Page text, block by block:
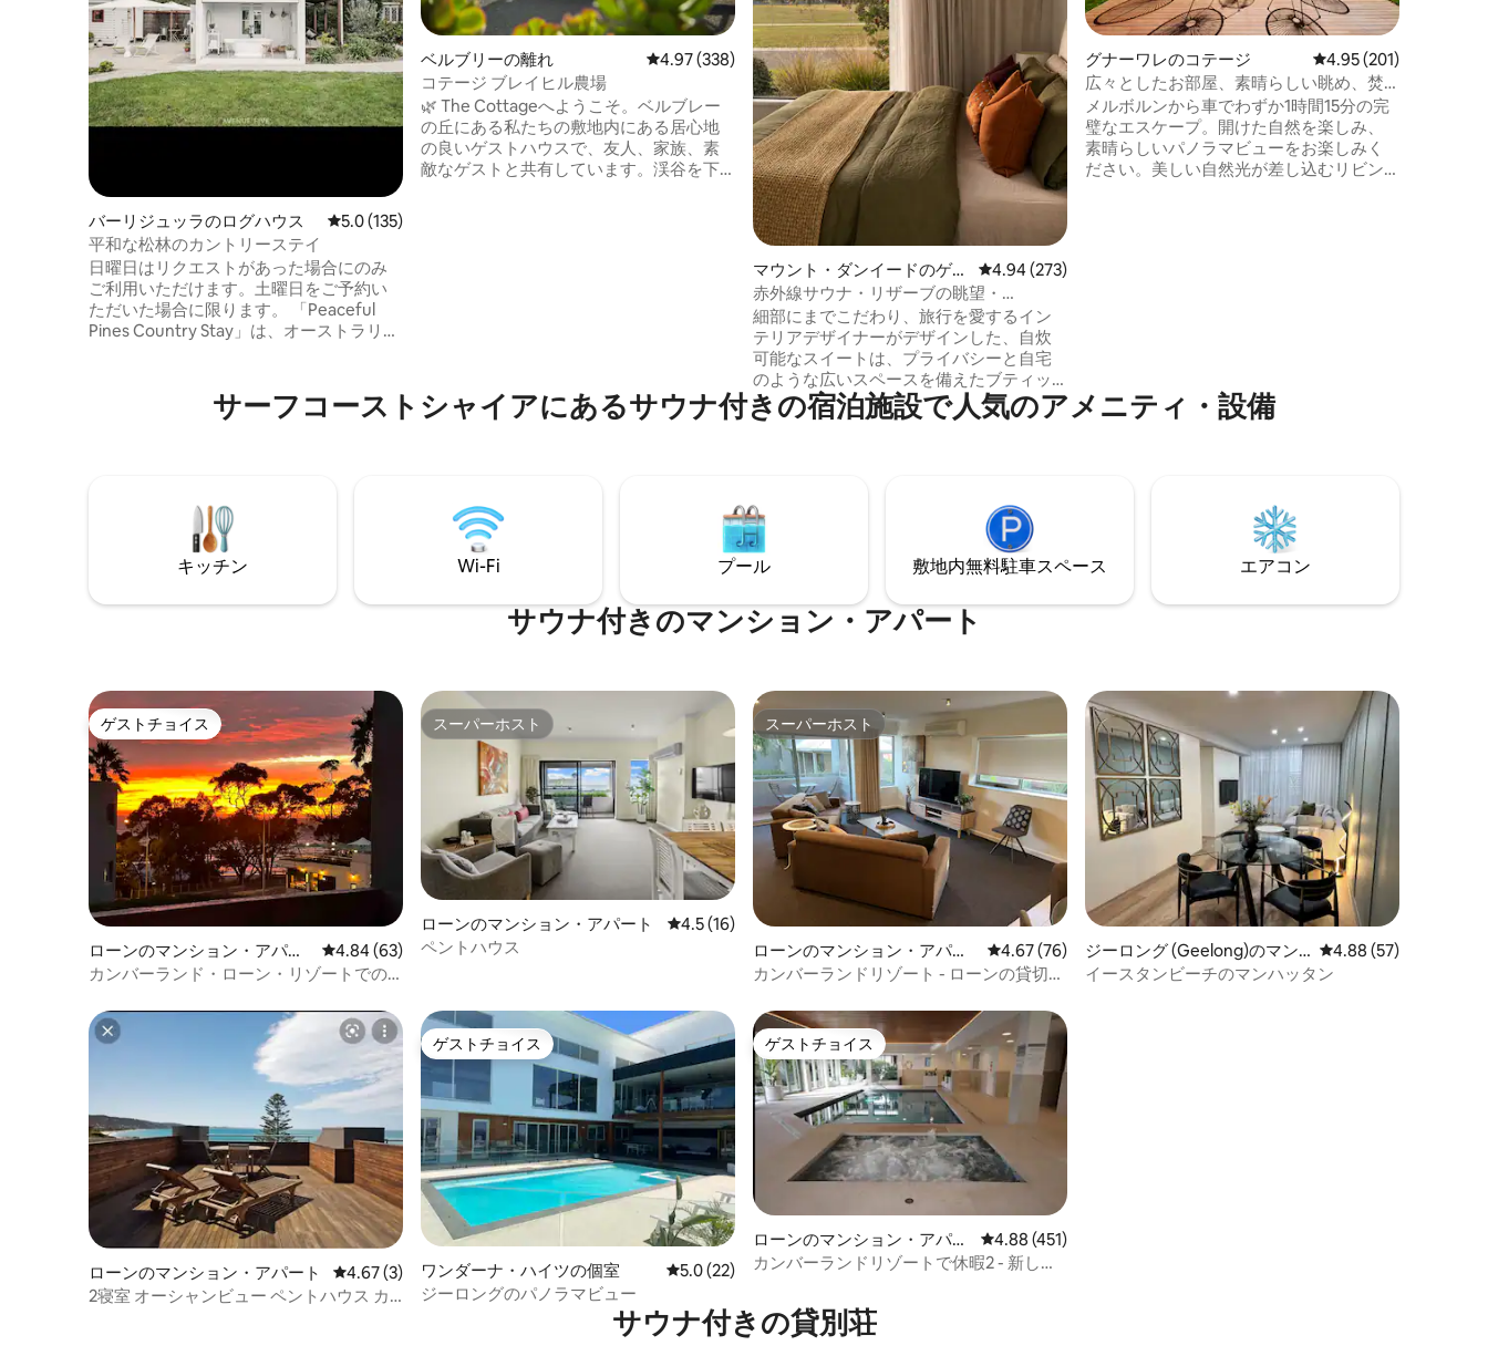
バーリジュッラのログハウス レビュー135件、5つ星中5.0つ星の平均評価
5.0 (135)
平和な松林のカントリーステイ
日曜日はリクエストがあった場合にのみ
ご利用いただけます。土曜日をご予約い
ただいた場合に限ります。 「Peaceful
Pines Country Stay」は、オーストラリア
は、独自のスタイルがあります。静かで
ロマンチックで落ち着いた滞在を提供
Braeからわずか6分です。 ジーロングまで
わずか45分、メルボルン空港まで90分
ベルブリーの離れ レビュー338件、5つ星中4.97つ星の平均評価
4.97 (338)
コテージ ブレイヒル農場
🌿 The Cottageへようこそ。ベルブレー
の丘にある私たちの敷地内にある居心地
の良いゲストハウスで、友人、家族、素
敵なゲストと共有しています。渓谷を下
マウント・ダンイードのゲス
トスイート
レビュー273件、5つ星中4.94つ星の平均評価
4.94 (273)
赤外線サウナ・リザーブの眺望・
Grovedale Escape
細部にまでこだわり、旅行を愛するイン
テリアデザイナーがデザインした、自炊
可能なスイートは、プライバシーと自宅
のような広いスペースを備えたブティッ
クホテルのような雰囲気です。 キングベ
ッド・ダブルシンクの専用バスルーム・
テレビ・専用デスク・キーパッド付きプ
ライベートエントランス。 ジーロング
CBDまで10分・トルキーとサーフコース
トまで15分。 隅々まで清潔で、本当に
広々としており、心のこもった設備が整
っています。
グナーワレのコテージ レビュー201件、5つ
4.95 (201)
広々としたお部屋、素晴らしい眺め、焚
き火台、リラックス、バーベキュー、サ
ウナ！
メルボルンから車でわずか1時間15分の完
璧なエスケープ。開けた自然を楽しみ、
素晴らしいパノラマビューをお楽しみく
ださい。美しい自然光が差し込むリビン
けます。
サーフコーストシャイアにあるサウナ付きの宿泊施設で人気のアメニティ・設備
キッチン Wi-Fi プール 敷地内無料駐⁠車ス⁠ペ⁠ー⁠ス エアコン
サウナ付きのマンション・アパート
ゲストチョイス
ゲストチョイス
ローンのマンション・アパー
ト
レビュー63件、5つ星中4.84つ星の平均評価
4.84 (63)
カンバーランド・ローン・リゾートでの
スーパーホスト
スーパーホスト
ローンのマンション・アパート レビュー16件、5つ星中4.5つ星の平均評価
4.5 (16)
ペントハウス
スーパーホスト
スーパーホスト
ローンのマンション・アパー
ト
レビュー76件、5つ星中4.67つ星の平均評価
4.67 (76)
カンバーランドリゾート - ローンの貸切ア
ジーロング (Geelong)のマン
ション・アパート
レビュー57件、5つ星
4.88 (57)
イースタンビーチのマンハッタン
ローンのマンション・アパート レビュー3件、5つ星中4.67つ星の平均評価
4.67 (3)
2寝室 オーシャンビュー ペントハウス カ
ゲストチョイス
ゲストチョイス
ワンダーナ・ハイツの個室 レビュー22件、5つ星中5.0つ星の平均評価
5.0 (22)
ジーロングのパノラマビュー
ゲストチョイス
ゲストチョイス
ローンのマンション・アパー
ト
レビュー451件、5つ星中4.88つ星の平均評価
4.88 (451)
カンバーランドリゾートで休暇2 - 新しい
サウナ付きの貸別荘